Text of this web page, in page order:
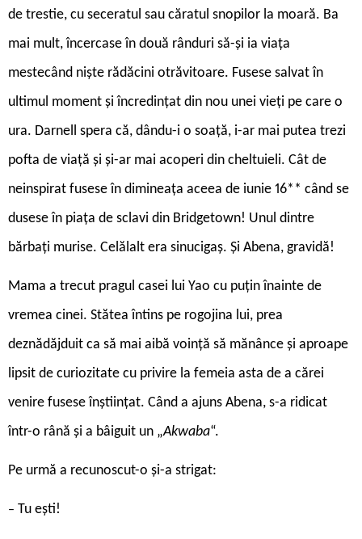
de trestie, cu seceratul sau căratul snopilor la moară. Ba
mai mult, încercase în două rânduri să-şi ia viaţa
mestecând nişte rădăcini otrăvitoare. Fusese salvat în
ultimul moment şi încredinţat din nou unei vieţi pe care o
ura. Darnell spera că, dându-i o soaţă, i-ar mai putea trezi
pofta de viaţă şi şi-ar mai acoperi din cheltuieli. Cât de
neinspirat fusese în dimineaţa aceea de iunie 16** când se
dusese în piaţa de sclavi din Bridgetown! Unul dintre
bărbaţi murise. Celălalt era sinucigaş. Și Abena, gravidă!
Mama a trecut pragul casei lui Yao cu puţin înainte de
vremea cinei. Stătea întins pe rogojina lui, prea
deznădăjduit ca să mai aibă voinţă să mănânce şi aproape
lipsit de curiozitate cu privire la femeia asta de a cărei
venire fusese înştiinţat. Când a ajuns Abena, s-a ridicat
într-o rână şi a bâiguit un „Akwaba“.
Pe urmă a recunoscut-o şi-a strigat:
– Tu eşti!